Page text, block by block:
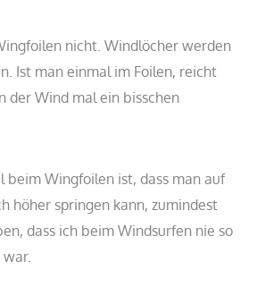
nicht. Windlöcher werden
Ist man einmal im Foilen, reicht
der Wind mal ein bisschen
beim Wingfoilen ist, dass man auf
höher springen kann, zumindest
dass ich beim Windsurfen nie so